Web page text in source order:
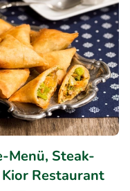
Menü, Steak-
Restaurant